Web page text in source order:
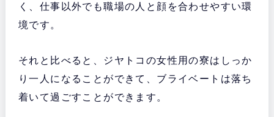
く、仕事以外でも職場の人と顔を合わせやすい環
境です。
それと比べると、ジヤトコの女性用の寮はしっか
り一人になることができて、ブライベートは落ち
着いて過ごすことができます。